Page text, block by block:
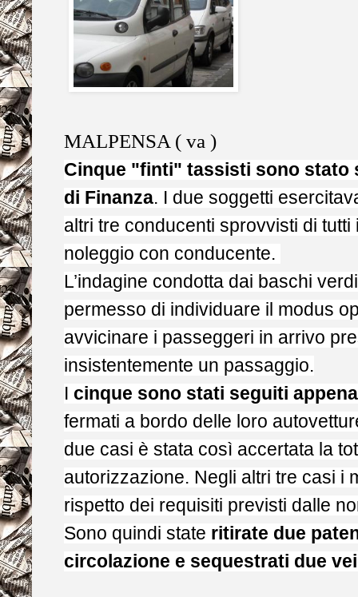
MALPENSA ( va )
Cinque "finti" tassisti sono stato
di Finanza. I due soggetti
altri tre conducenti sprovvisti di
noleggio con conducente.
L’indagine condotta dai baschi
permesso di individuare il modus
avvicinare i passeggeri in arrivo
insistentemente un passaggio.
I cinque sono stati seguiti
fermati a bordo delle loro
due casi è stata così accertata la
autorizzazione. Negli altri tre casi i
rispetto dei requisiti previsti dalle
Sono quindi state ritirate due
circolazione e sequestrati due